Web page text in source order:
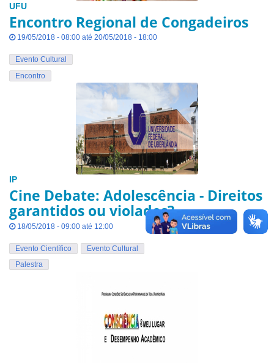
UFU
Encontro Regional de Congadeiros
19/05/2018 - 08:00 até 20/05/2018 - 18:00
Evento Cultural
Encontro
IP
Cine Debate: Adolescência - Direitos
garantidos ou violados?
18/05/2018 - 09:00 até 12:00
Evento Científico
Evento Cultural
Palestra